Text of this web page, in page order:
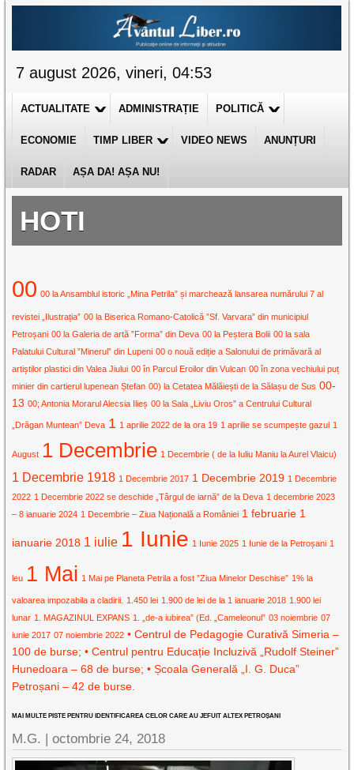
7 august 2026, vineri, 04:53
ACTUALITATE ADMINISTRAȚIE POLITICĂ
ECONOMIE TIMP LIBER VIDEO NEWS ANUNȚURI
RADAR AȘA DA! AȘA NU!
HOTI
00 00 la Ansamblul istoric „Mina Petrila” și marchează lansarea numărului 7 al
revistei „Ilustrația” 00 la Biserica Romano-Catolică ”Sf. Varvara” din municipiul
Petroșani 00 la Galeria de artă ”Forma” din Deva 00 la Peștera Bolii 00 la sala
Palatului Cultural ”Minerul” din Lupeni 00 o nouă ediție a Salonului de primăvară al
artiștilor plastici din Valea Jiului 00 în Parcul Eroilor din Vulcan 00 în zona vechiului puț
minier din cartierul lupenean Ștefan 00) la Cetatea Mălăiești de la Sălașu de Sus 00-
13 00; Antonia Morarul Alecsia Ilieș 00 la Sala „Liviu Oros” a Centrului Cultural
„Drăgan Muntean” Deva 1 1 aprilie 2022 de la ora 19 1 aprilie se scumpește gazul 1
August 1 Decembrie 1 Decembrie ( de la Iuliu Maniu la Aurel Vlaicu)
1 Decembrie 1918 1 Decembrie 2017 1 Decembrie 2019 1 Decembrie
2022 1 Decembrie 2022 se deschide „Târgul de iarnă” de la Deva 1 decembrie 2023
– 8 ianuarie 2024 1 Decembrie – Ziua Națională a României 1 februarie 1
ianuarie 2018 1 iulie 1 Iunie 1 Iunie 2025 1 Iunie de la Petroșani 1
leu 1 Mai 1 Mai pe Planeta Petrila a fost ”Ziua Minelor Deschise” 1% la
valoarea impozabila a cladirii. 1.450 lei 1.900 de lei de la 1 ianuarie 2018 1.900 lei
lunar 1. MAGAZINUL EXPANS 1. „de-a iubirea” (Ed. „Cameleonul” 03 noiembrie 07
iunie 2017 07 noiembrie 2022 • Centrul de Pedagogie Curativă Simeria –
100 de burse; • Centrul pentru Educație Incluzivă „Rudolf Steiner”
Hunedoara – 68 de burse; • Școala Generală „I. G. Duca”
Petroșani – 42 de burse.
MAI MULTE PISTE PENTRU IDENTIFICAREA CELOR CARE AU JEFUIT ALTEX PETROȘANI
M.G. |octombrie 24, 2018